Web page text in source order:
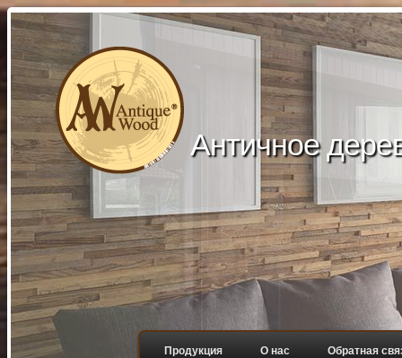
Aнтичное
Продукция О нас Обратная